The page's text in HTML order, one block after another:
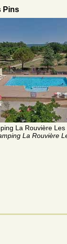
Pins
La Rouvière Les
La Rouvière